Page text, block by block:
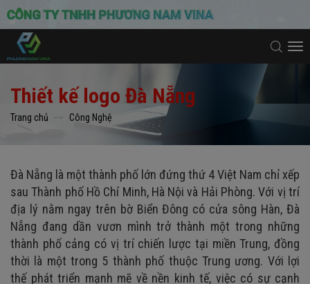
Thiết kế logo Đà Nẵng
Trang chủ Công Nghệ
Đà Nẵng là một thành phố lớn đứng thứ 4 Việt Nam chỉ xếp
sau Thành phố Hồ Chí Minh, Hà Nội và Hải Phòng. Với vị trí
địa lý nằm ngay trên bờ Biển Đông có cửa sông Hàn, Đà
Nẵng đang dần vươn mình trở thành một trong những
thành phố cảng có vị trí chiến lược tại miền Trung, đồng
thời là một trong 5 thành phố thuộc Trung ương. Với lợi
thế phát triển mạnh mẽ về nền kinh tế, việc có sự cạnh